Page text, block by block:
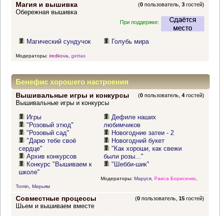
Магия и вышивка (0 пользователь,3 гостей)
Обережная вышивка
При поддержке:
Магический сундучок Голубь мира
Модераторы: iredkova gettas
Бенефис хорошего настроения
Вышивальные игры и конкурсы (0 пользователь,4 гостей)
Вышивальные игры и конкурсы
Игры
"Розовый этюд"
"Розовый сад"
"Дарю тебе своё
сердце"
Архив конкурсов
Конкурс "Вышиваем к
школе"
Дефиле наших
любимчиков
Новогодние затеи - 2
Новогодний букет
"Как хороши, как свежи
были розы..."
"Шебби-шик"
Модераторы: Маруся, Раиса Борисенко,
Tomin
Мирьям
Совместные процессы (0 пользователь,15 гостей)
Шьем и вышиваем вместе